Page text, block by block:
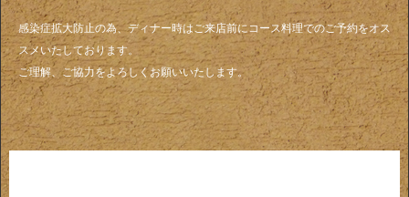
感染症拡大防止の為、ディナー時はご来店前にコース料理でのご予約をオス
スメいたしております。
ご理解、ご協力をよろしくお願いいたします。